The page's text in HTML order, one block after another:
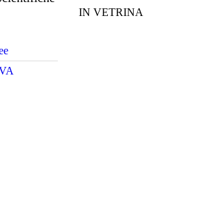
IN VETRINA